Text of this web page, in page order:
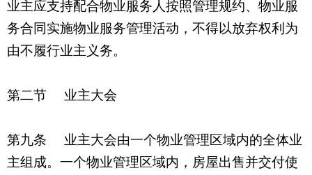
业主应支持配合物业服务人按照管理规约、物业服
务合同实施物业服务管理活动，不得以放弃权利为
由不履行业主义务。
第二节 业主大会
第九条 业主大会由一个物业管理区域内的全体业
主组成。一个物业管理区域内，房屋出售并交付使